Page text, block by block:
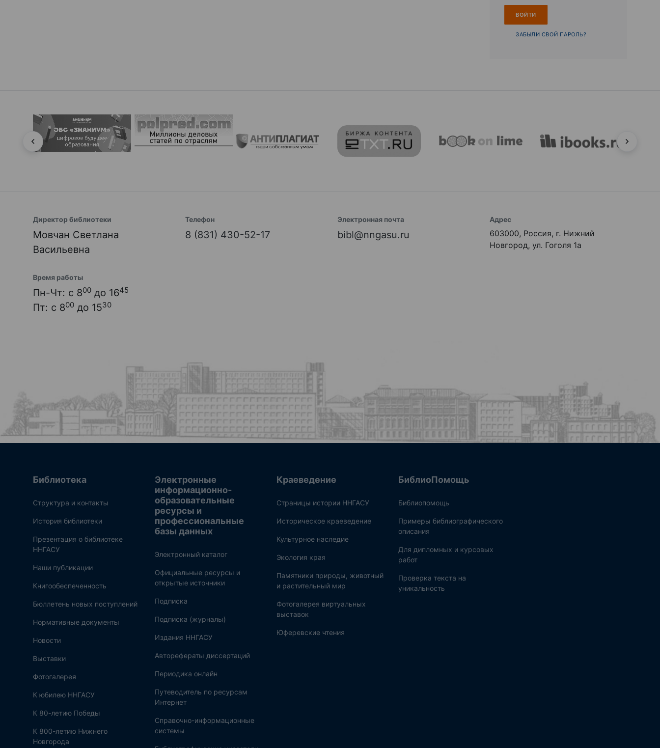
ЗАБЫЛИ СВОЙ ПАРОЛЬ?
Директор библиотеки
Мовчан Светлана
Васильевна
Телефон
8 (831) 430-52-17
Электронная почта
bibl@nngasu.ru
Адрес
603000, Россия, г. Нижний
Новгород, ул. Гоголя 1а
Время работы
Пн-Чт: с 800 до 1645
Пт: с 800 до 1530
Библиотека
Структура и контакты
История библиотеки
Презентация о библиотеке
ННГАСУ
Наши публикации
Книгообеспеченность
Бюллетень новых поступлений
Нормативные документы
Новости
Выставки
Фотогалерея
К юбилею ННГАСУ
К 80-летию Победы
К 800-летию Нижнего
Новгорода
Электронные
информационно-
образовательные
ресурсы и
профессиональные
базы данных
Электронный каталог
Официальные ресурсы и
открытые источники
Подписка
Подписка (журналы)
Издания ННГАСУ
Авторефераты диссертаций
Периодика онлайн
Путеводитель по ресурсам
Интернет
Справочно-информационные
системы
Краеведение
Страницы истории ННГАСУ
Историческое краеведение
Культурное наследие
Экология края
Памятники природы, животный
и растительный мир
Фотогалерея виртуальных
выставок
Юферевские чтения
БиблиоПомощь
Библиопомощь
Примеры библиографического
описания
Для дипломных и курсовых
работ
Проверка текста на
уникальность